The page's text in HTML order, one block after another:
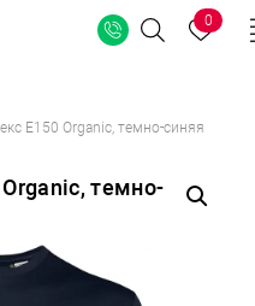
Поиск
0
E150 Organic, темно-синяя
темно-